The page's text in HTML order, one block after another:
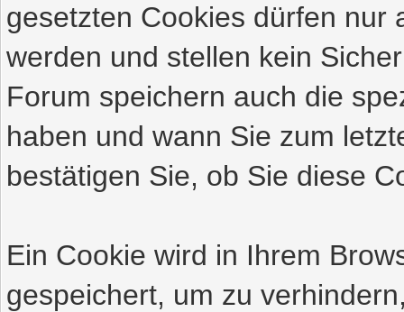
gesetzten Cookies dürfen nur
werden und stellen kein
Forum speichern auch die
haben und wann Sie zum
bestätigen Sie, ob Sie diese
Ein Cookie wird in Ihrem
gespeichert, um zu